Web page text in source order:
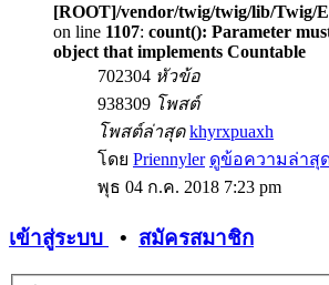
[ROOT]/vendor/twig/twig/lib/Twig/
on line 1107: count(): Parameter
object that implements Countable
702304 หัวข้อ
938309 โพสต์
โพสต์ล่าสุด khyrxpuaxh
โดย Priennyler ดูข้อความล่าสุ
พุธ 04 ก.ค. 2018 7:23 pm
เข้าสู่ระบบ • สมัครสมาชิก